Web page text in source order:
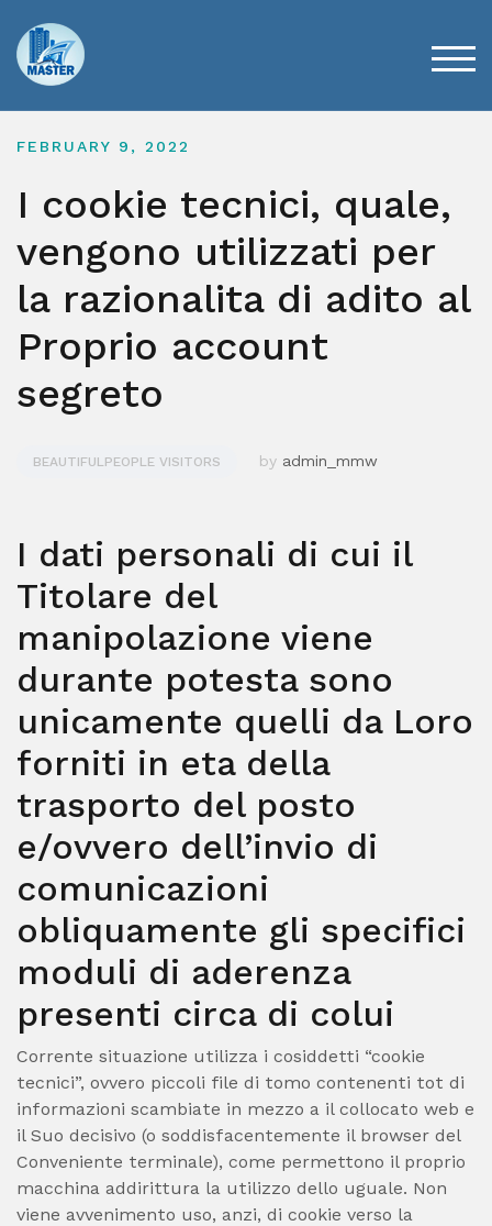
content
FEBRUARY 9, 2022
I cookie tecnici, quale,
vengono utilizzati per
la razionalita di adito al
Proprio account
segreto
BEAUTIFULPEOPLE VISITORS by admin_mmw
I dati personali di cui il
Titolare del
manipolazione viene
durante potesta sono
unicamente quelli da Loro
forniti in eta della
trasporto del posto
e/ovvero dell’invio di
comunicazioni
obliquamente gli specifici
moduli di aderenza
presenti circa di colui
Corrente situazione utilizza i cosiddetti “cookie
tecnici”, ovvero piccoli file di tomo contenenti tot di
informazioni scambiate in mezzo a il collocato web e
il Suo decisivo (o soddisfacentemente il browser del
Conveniente terminale), come permettono il proprio
macchina addirittura la utilizzo dello uguale. Non
viene avvenimento uso, anzi, di cookie verso la